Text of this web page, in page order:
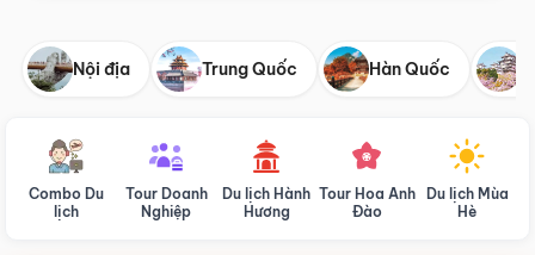
Nội địa Trung Quốc Hàn Quốc
Combo Du
lịch
Tour Doanh
Nghiệp
Du lịch Hành
Hương
Tour Hoa Anh
Đào
Du lịch Mùa
Hè